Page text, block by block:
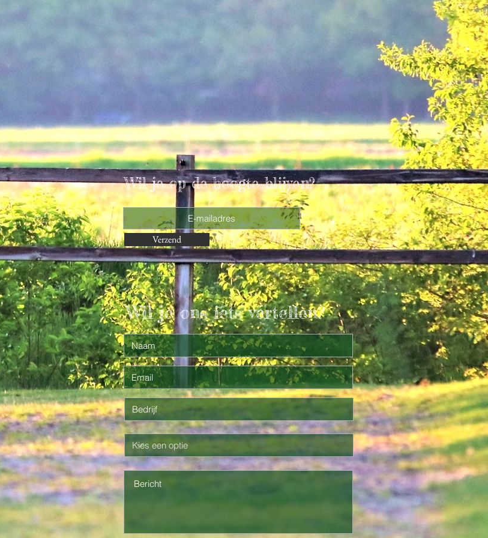
Wil je op de hoogte blijven?
Verzend
Wil je ons iets vertellen?